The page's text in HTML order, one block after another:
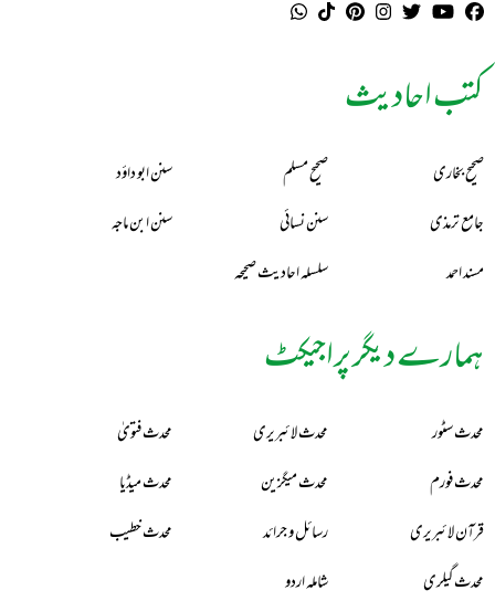
کتب احادیث
صحیح بخاری صحیح مسلم
سنن ابو داؤد
جامع ترمذی
سنن نسائی
سنن ابن ماجہ
مسند احمد
سلسلہ احادیث صحیحہ
ہمارے دیگر پراجیکٹ
محدث سٹور محدث لائبریری
محدث فتویٰ
محدث فورم
محدث میگزین
محدث میڈیا
قرآن لائبریری
رسائل و جرائد
محدث خطیب
محدث گیلری
شاملہ اردو